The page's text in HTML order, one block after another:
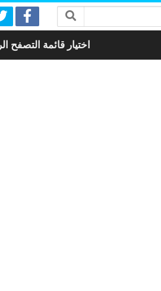
اختيار قائمة التصفح